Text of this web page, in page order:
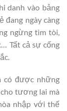
danh vào bảng
đang ngày càng
ngừng tìm tòi,
Tất cả sự cống
có được những
tương lai mà
nhập với thế